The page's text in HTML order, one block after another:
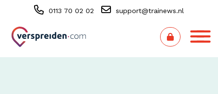
0113 70 02 02 support@trainews.nl